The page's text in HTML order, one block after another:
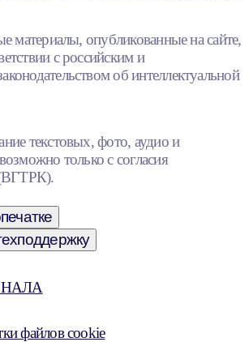
материалы, опубликованные на сайте,
с российским и
об интеллектуальной
текстовых, фото, аудио и
только с согласия
(ВГТРК).
файлов cookie